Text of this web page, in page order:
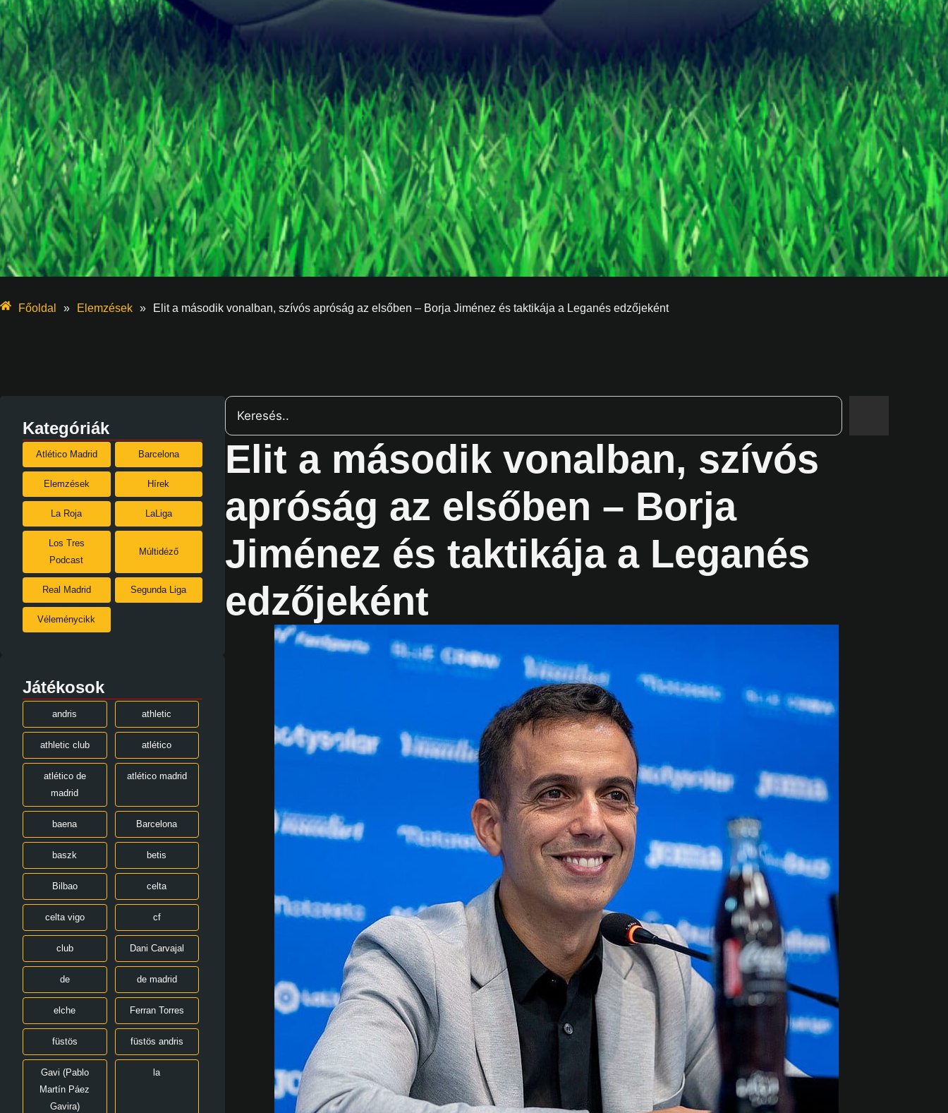
Főoldal » Elemzések » Elit a második vonalban, szívós apróság az elsőben – Borja Jiménez és taktikája a Leganés edzőjeként
Kategóriák
Atlético Madrid Barcelona
Elemzések Hírek
La Roja LaLiga
Los Tres
Podcast
Múltidéző
Real Madrid Segunda Liga
Véleménycikk
Játékosok
andris athletic
athletic club atlético
atlético de
madrid
atlético madrid
baena Barcelona
baszk betis
Bilbao celta
celta vigo cf
club Dani Carvajal
de de madrid
elche Ferran Torres
füstös füstös andris
Gavi (Pablo
Martín Páez
Gavira)
la
Elit a második vonalban, szívós
apróság az elsőben – Borja
Jiménez és taktikája a Leganés
edzőjeként